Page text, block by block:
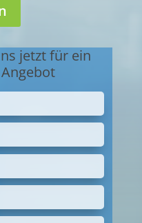
jetzt für ein